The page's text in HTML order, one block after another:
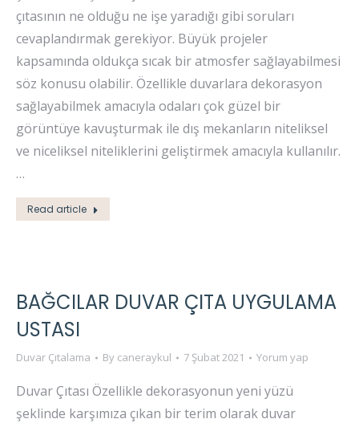
çıtasının ne olduğu ne işe yaradığı gibi soruları
cevaplandırmak gerekiyor. Büyük projeler
kapsamında oldukça sıcak bir atmosfer sağlayabilmesi
söz konusu olabilir. Özellikle duvarlara dekorasyon
sağlayabilmek amacıyla odaları çok güzel bir
görüntüye kavuşturmak ile dış mekanların niteliksel
ve niceliksel niteliklerini geliştirmek amacıyla kullanılır.
…
Read article
BAĞCILAR DUVAR ÇITA UYGULAMA
USTASI
Duvar Çıtalama By caneraykul 7 Şubat 2021 Yorum yap
Duvar Çıtası Özellikle dekorasyonun yeni yüzü
şeklinde karşımıza çıkan bir terim olarak duvar